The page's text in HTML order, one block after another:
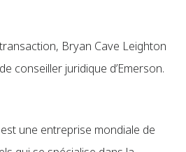
Bryan Cave Leighton
conseiller juridique d’Emerson.
une entreprise mondiale de